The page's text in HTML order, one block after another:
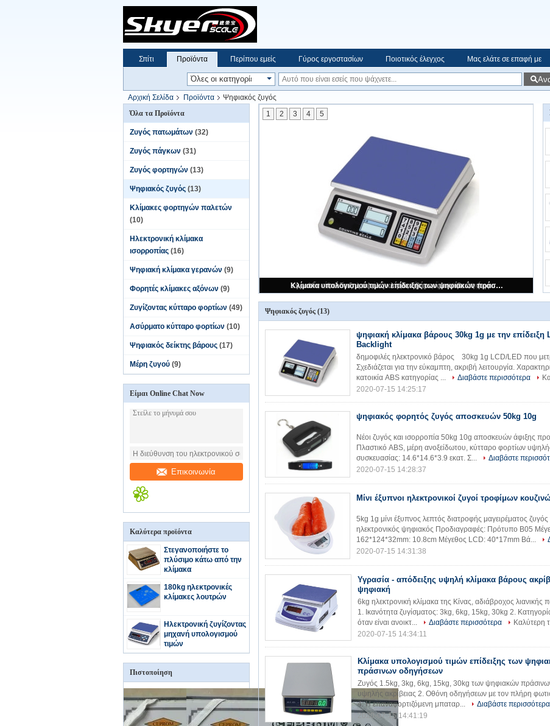
Σπίτι Προϊόντα Περίπου εμείς Γύρος εργοστασίων Ποιοτικός έλεγχος Μας ελάτε σε επαφή με
Αρχική Σελίδα Προϊόντα
Ψηφιακός ζυγός
Όλα τα Προϊόντα
Ζυγός πατωμάτων (32)
Ζυγός πάγκων (31)
Ζυγός φορτηγών (13)
Ψηφιακός ζυγός (13)
Κλίμακες φορτηγών παλετών
(10)
Ηλεκτρονική κλίμακα
ισορροπίας (16)
Ψηφιακή κλίμακα γερανών (9)
Φορητές κλίμακες αξόνων (9)
Ζυγίζοντας κύτταρο φορτίων (49)
Ασύρματο κύτταρο φορτίων (10)
Ψηφιακός δείκτης βάρους (17)
Μέρη ζυγού (9)
Είμαι Online Chat Now
Επικοινωνία
Καλύτερα προϊόντα
Στεγανοποιήστε το
πλύσιμο κάτω από την
κλίμακα
180kg ηλεκτρονικές
κλίμακες λουτρών
Ηλεκτρονική ζυγίζοντας
μηχανή υπολογισμού
τιμών
Πιστοποίηση
ψηφιακή κλίμακα βάρους 30kg 1g με την επίδειξη LCD Backlight
1 2 3 4 5
Ψηφιακός ζυγός (13)
ψηφιακή κλίμακα βάρους 30kg 1g με την επίδειξη
Backlight
δημοφιλές ηλεκτρονικό βάρος 30kg 1g LCD/LED που
Σχεδιάζεται για την εύκαμπτη, ακριβή λειτουργία.
κατοικία ABS κατηγορίας ...
Διαβάστε περισσότερα
2020-07-15 14:25:17
ψηφιακός φορητός ζυγός αποσκευών 50kg 10g
Νέοι ζυγός και ισορροπία 50kg 10g αποσκευών άφιξης
Πλαστικό ABS, μέρη ανοξείδωτου, κύτταρο φορτίων
συσκευασίας: 14.6*14.6*3.9 εκατ. Σ...
Διαβάστε
2020-07-15 14:28:37
Μίνι έξυπνοι ηλεκτρονικοί ζυγοί τροφίμων
5kg 1g μίνι έξυπνος λεπτός διατροφής μαγειρέματος
ηλεκτρονικός ψηφιακός Προδιαγραφές: Πρότυπο B05
162*124*32mm: 10.8cm Μέγεθος LCD: 40*17mm Βά...
2020-07-15 14:31:38
Υγρασία - απόδειξης υψηλή κλίμακα βάρους
ψηφιακή
6kg ηλεκτρονική κλίμακα της Κίνας, αδιάβροχος
1. Ικανότητα ζυγίσματος: 3kg, 6kg, 15kg, 30kg 2.
όταν είναι ανοικτ...
Διαβάστε περισσότερα
Καλύτερη
2020-07-15 14:34:11
Κλίμακα υπολογισμού τιμών επίδειξης των
πράσινων οδηγήσεων
Ζυγός 1.5kg, 3kg, 6kg, 15kg, 30kg των ψηφιακών
υψηλής ακρίβειας 2. Οθόνη οδηγήσεων με τον πλήρη
4. Η επαναφορτιζόμενη μπαταρ...
Διαβάστε περισσότερα
2020-07-15 14:41:19